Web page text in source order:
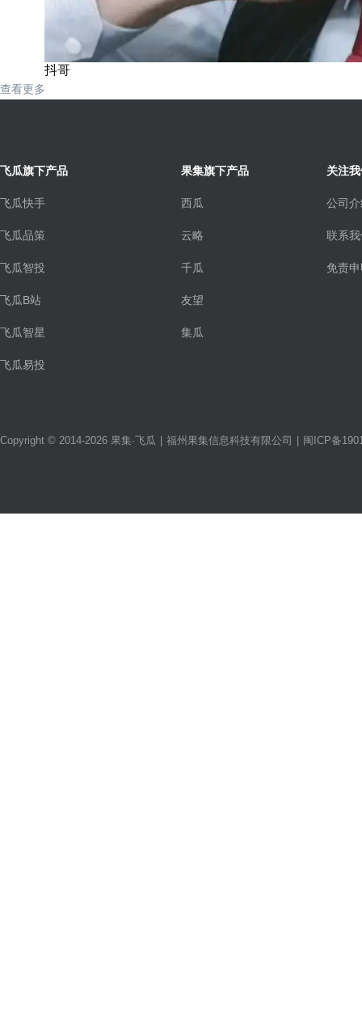
抖哥
查看更多
飞瓜旗下产品
飞瓜快手
飞瓜品策
飞瓜智投
飞瓜B站
飞瓜智星
飞瓜易投
果集旗下产品
西瓜
云略
千瓜
友望
集瓜
关注
公司
联系
免责
Copyright © 2014-2026 果集·飞瓜 福州果集信息科技有限公司 闽ICP备